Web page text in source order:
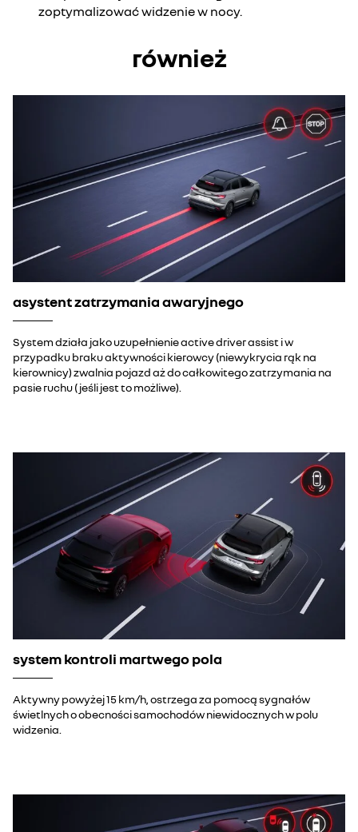
zoptymalizować widzenie w nocy.
również
asystent zatrzymania awaryjnego
System działa jako uzupełnienie active driver assist i w
przypadku braku aktywności kierowcy (niewykrycia rąk na
kierownicy) zwalnia pojazd aż do całkowitego zatrzymania na
pasie ruchu (jeśli jest to możliwe).
system kontroli martwego pola
Aktywny powyżej 15 km/h, ostrzega za pomocą sygnałów
świetlnych o obecności samochodów niewidocznych w polu
widzenia.